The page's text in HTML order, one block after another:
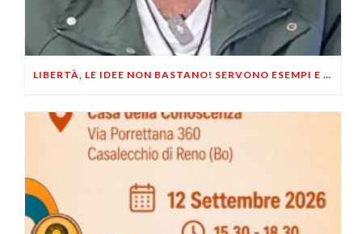
LIBERTÀ, LE IDEE NON BASTANO! SERVONO ESEMPI E UN PO’ DI COERENZA